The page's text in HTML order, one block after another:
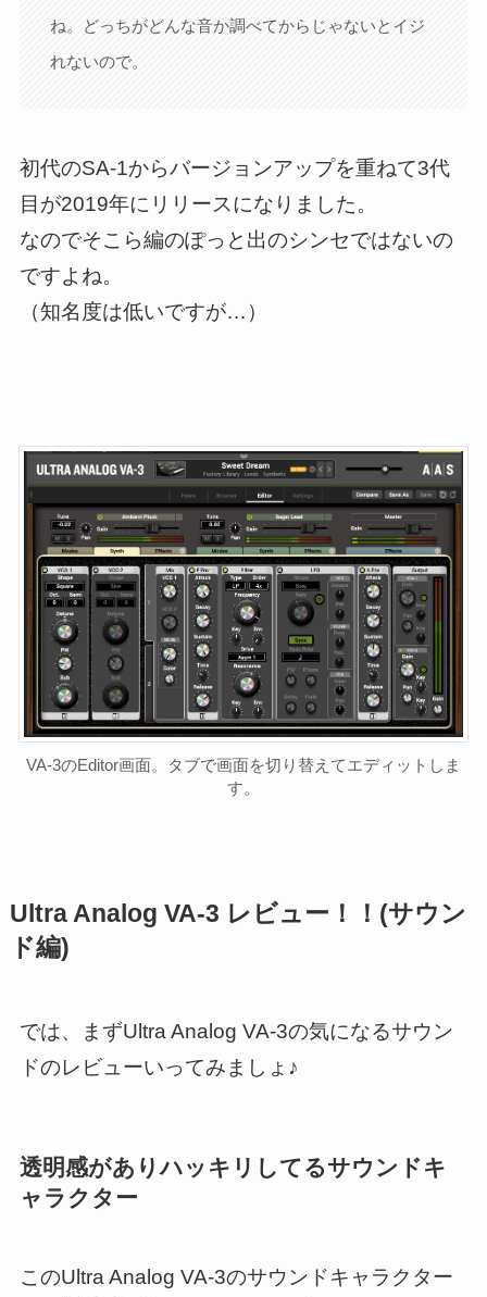
ね。どっちがどんな音か調べてからじゃないとイジ
れないので。
初代のSA-1からバージョンアップを重ねて3代
目が2019年にリリースになりました。
なのでそこら編のぽっと出のシンセではないの
ですよね。
（知名度は低いですが…）
VA-3のEditor画面。タブで画面を切り替えてエディットしま
す。
Ultra Analog VA-3 レビュー！！(サウン
ド編)
では、まずUltra Analog VA-3の気になるサウン
ドのレビューいってみましょ♪
透明感がありハッキリしてるサウンドキ
ャラクター
このUltra Analog VA-3のサウンドキャラクター